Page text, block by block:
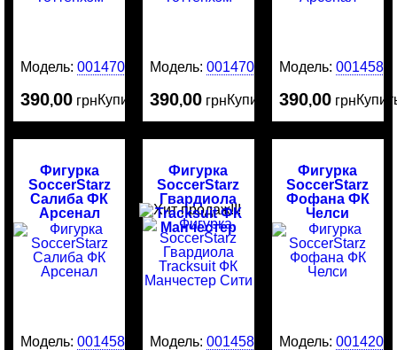
Модель:0014707
390,00 грнКупить
Модель:0014706
390,00 грнКупить
Модель: 0014587
390,00 грн
Фигурка
SoccerStarz
Салиба ФК
Арсенал
Модель:0014586
Фигурка
SoccerStarz
Гвардиола
Tracksuit ФК
Манчестер
Сити
Модель:0014585
Фигурка
SoccerStarz
Фофана ФК
Челси
Модель: 0014204